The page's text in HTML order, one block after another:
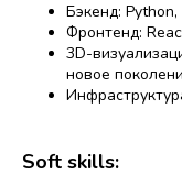
Бэкенд: Python,
Фронтенд:
3D-
новое
Soft skills: